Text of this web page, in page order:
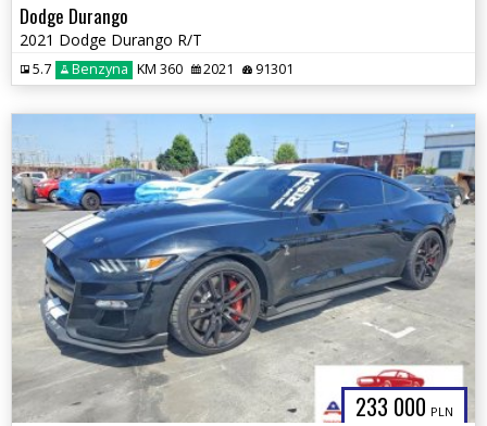
Dodge Durango
2021 Dodge Durango R/T
5.7 Benzyna KM 360 2021 91301
233 000 PLN